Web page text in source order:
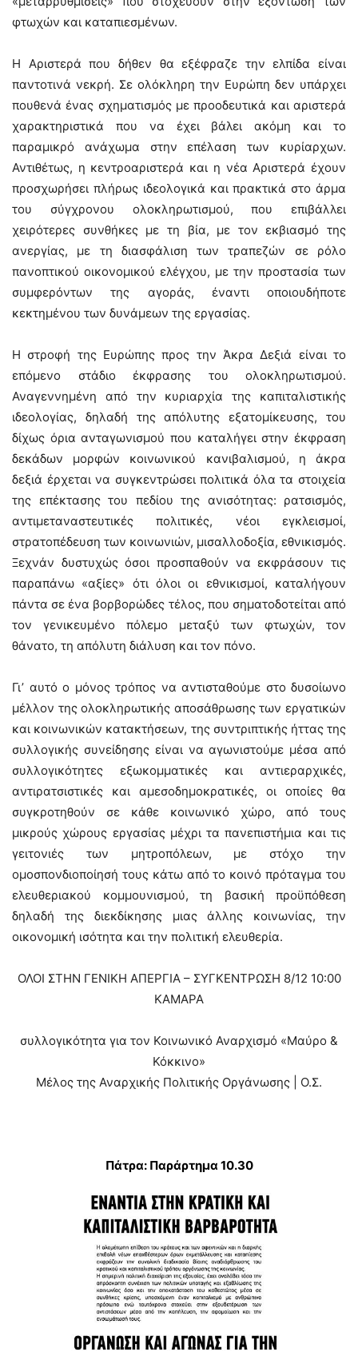
φτωχών και καταπιεσμένων.
Η Αριστερά που δήθεν θα εξέφραζε την ελπίδα είναι
παντοτινά νεκρή. Σε ολόκληρη την Ευρώπη δεν υπάρχει
πουθενά ένας σχηματισμός με προοδευτικά και αριστερά
χαρακτηριστικά που να έχει βάλει ακόμη και το
παραμικρό ανάχωμα στην επέλαση των κυρίαρχων.
Αντιθέτως, η κεντροαριστερά και η νέα Αριστερά έχουν
προσχωρήσει πλήρως ιδεολογικά και πρακτικά στο άρμα
του σύγχρονου ολοκληρωτισμού, που επιβάλλει
χειρότερες συνθήκες με τη βία, με τον εκβιασμό της
ανεργίας, με τη διασφάλιση των τραπεζών σε ρόλο
πανοπτικού οικονομικού ελέγχου, με την προστασία των
συμφερόντων της αγοράς, έναντι οποιουδήποτε
κεκτημένου των δυνάμεων της εργασίας.
Η στροφή της Ευρώπης προς την Άκρα Δεξιά είναι το
επόμενο στάδιο έκφρασης του ολοκληρωτισμού.
Αναγεννημένη από την κυριαρχία της καπιταλιστικής
ιδεολογίας, δηλαδή της απόλυτης εξατομίκευσης, του
δίχως όρια ανταγωνισμού που καταλήγει στην έκφραση
δεκάδων μορφών κοινωνικού κανιβαλισμού, η άκρα
δεξιά έρχεται να συγκεντρώσει πολιτικά όλα τα στοιχεία
της επέκτασης του πεδίου της ανισότητας: ρατσισμός,
αντιμεταναστευτικές πολιτικές, νέοι εγκλεισμοί,
στρατοπέδευση των κοινωνιών, μισαλλοδοξία, εθνικισμός.
Ξεχνάν δυστυχώς όσοι προσπαθούν να εκφράσουν τις
παραπάνω «αξίες» ότι όλοι οι εθνικισμοί, καταλήγουν
πάντα σε ένα βορβορώδες τέλος, που σηματοδοτείται από
τον γενικευμένο πόλεμο μεταξύ των φτωχών, τον
θάνατο, τη απόλυτη διάλυση και τον πόνο.
Γι’ αυτό ο μόνος τρόπος να αντισταθούμε στο δυσοίωνο
μέλλον της ολοκληρωτικής αποσάθρωσης των εργατικών
και κοινωνικών κατακτήσεων, της συντριπτικής ήττας της
συλλογικής συνείδησης είναι να αγωνιστούμε μέσα από
συλλογικότητες εξωκομματικές και αντιεραρχικές,
αντιρατσιστικές και αμεσοδημοκρατικές, οι οποίες θα
συγκροτηθούν σε κάθε κοινωνικό χώρο, από τους
μικρούς χώρους εργασίας μέχρι τα πανεπιστήμια και τις
γειτονιές των μητροπόλεων, με στόχο την
ομοσπονδιοποίησή τους κάτω από το κοινό πρόταγμα του
ελευθεριακού κομμουνισμού, τη βασική προϋπόθεση
δηλαδή της διεκδίκησης μιας άλλης κοινωνίας, την
οικονομική ισότητα και την πολιτική ελευθερία.
ΟΛΟΙ ΣΤΗΝ ΓΕΝΙΚΗ ΑΠΕΡΓΙΑ – ΣΥΓΚΕΝΤΡΩΣΗ 8/12 10:00
ΚΑΜΑΡΑ
συλλογικότητα για τον Κοινωνικό Αναρχισμό «Μαύρο &
Κόκκινο»
Μέλος της Αναρχικής Πολιτικής Οργάνωσης | Ο.Σ.
Πάτρα: Παράρτημα 10.30